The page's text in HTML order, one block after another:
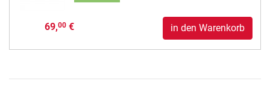
69,00€ in den Warenkorb